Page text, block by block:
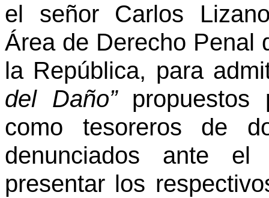
el señor Carlos
Área de Derecho Penal
la República, para
del Daño”propuestos
como tesoreros de
denunciados ante
presentar los